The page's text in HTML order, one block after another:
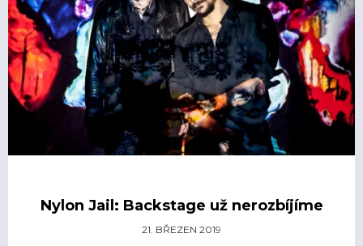
Nylon Jail: Backstage už nerozbíjíme
21. BŘEZEN 2019